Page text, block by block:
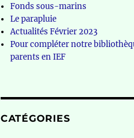
Fonds sous-marins
Le parapluie
Actualités Février 2023
Pour compléter notre
parents en IEF
CATÉGORIES